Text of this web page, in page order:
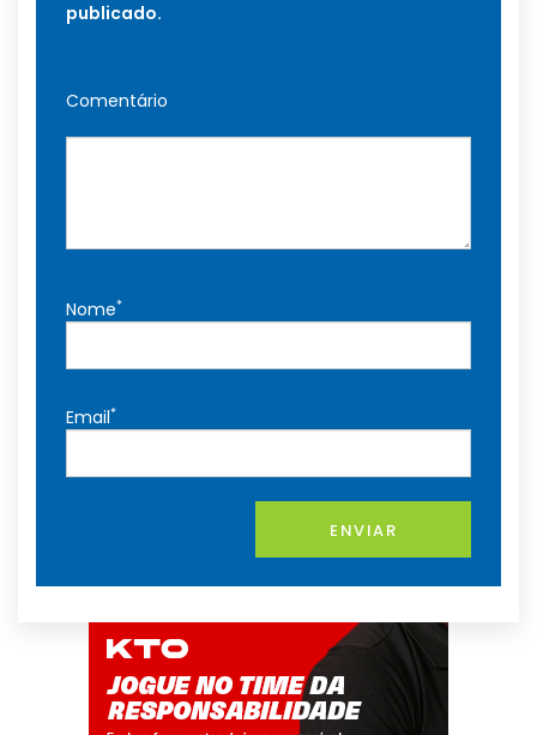
publicado.
Comentário
Nome*
Email*
ENVIAR